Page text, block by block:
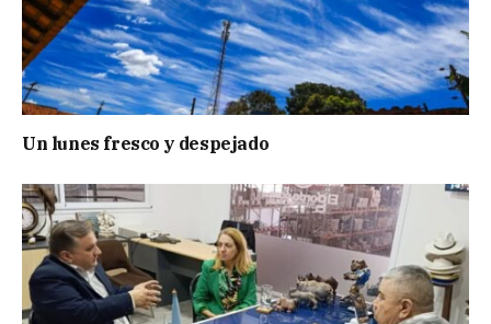
Un lunes fresco y despejado